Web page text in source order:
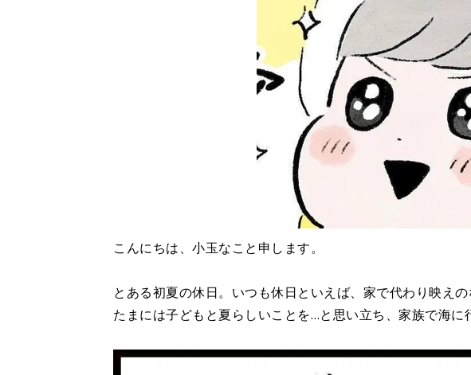
こんにちは、小玉なこと申します。
とある初夏の休日。いつも休日といえば、家で代わり映え
たまには子どもと夏らしいことを…と思い立ち、家族で海に